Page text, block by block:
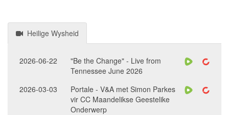
Heilige Wysheid
2026-06-22
"Be the Change" - Live from
Tennessee June 2026
2026-03-03
Portale - V&A met Simon Parkes
vir CC Maandelikse Geestelike
Onderwerp